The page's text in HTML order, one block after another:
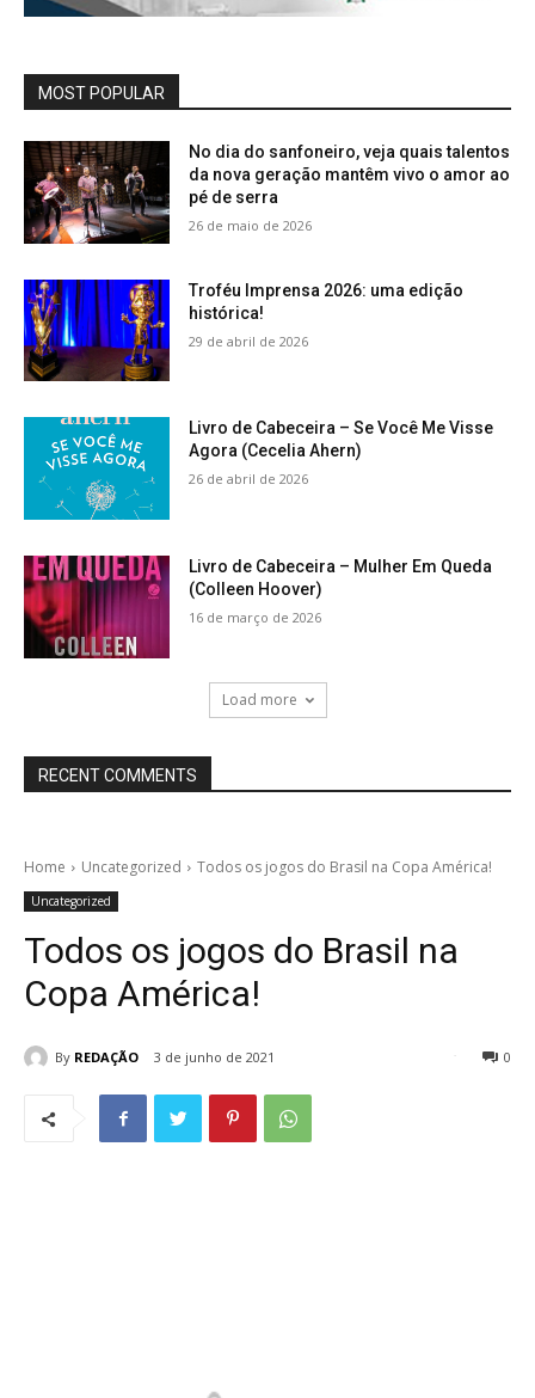
MOST POPULAR
No dia do sanfoneiro, veja quais talentos
da nova geração mantêm vivo o amor ao
pé de serra
26 de maio de 2026
Troféu Imprensa 2026: uma edição
histórica!
29 de abril de 2026
Livro de Cabeceira – Se Você Me Visse
Agora (Cecelia Ahern)
26 de abril de 2026
Livro de Cabeceira – Mulher Em Queda
(Colleen Hoover)
16 de março de 2026
Load more
RECENT COMMENTS